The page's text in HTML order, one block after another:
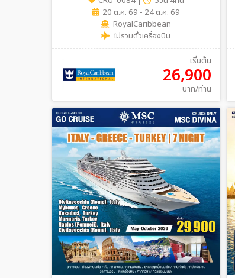
20 ต.ค. 69 - 24 ต.ค. 69
RoyalCaribbean
ไม่รวมตั๋วเครื่องบิน
เริ่มต้น
26,900
บาท/ท่าน